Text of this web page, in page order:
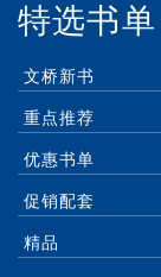
特选书单
文桥新书
重点推荐
优惠书单
促销配套
精品